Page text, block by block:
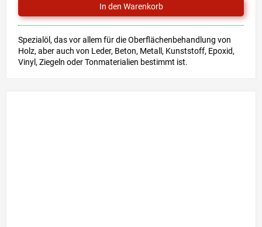
Spezialöl, das vor allem für die Oberflächenbehandlung von
Holz, aber auch von Leder, Beton, Metall, Kunststoff, Epoxid,
Vinyl, Ziegeln oder Tonmaterialien bestimmt ist.